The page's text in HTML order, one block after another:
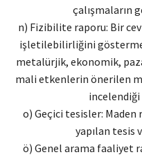
çalışmaların
n) Fizibilite raporu: Bir
işletilebilirliğini
metalürjik, ekonomik,
mali etkenlerin önerilen
incelendiği
o) Geçici tesisler: Maden
yapılan tesis
ö) Genel arama faaliyet